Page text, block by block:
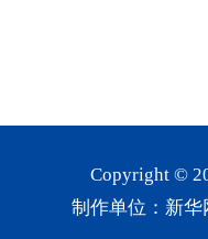
Copyright ©
制作单位：新